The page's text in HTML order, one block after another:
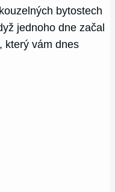
bytostech
jednoho dne začal
který vám dnes